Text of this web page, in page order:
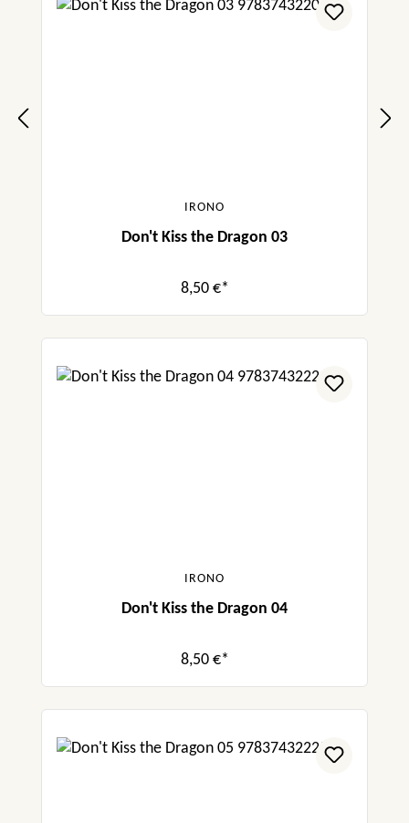
IRONO
Don't Kiss the Dragon 03
8,50 €*
IRONO
Don't Kiss the Dragon 04
8,50 €*